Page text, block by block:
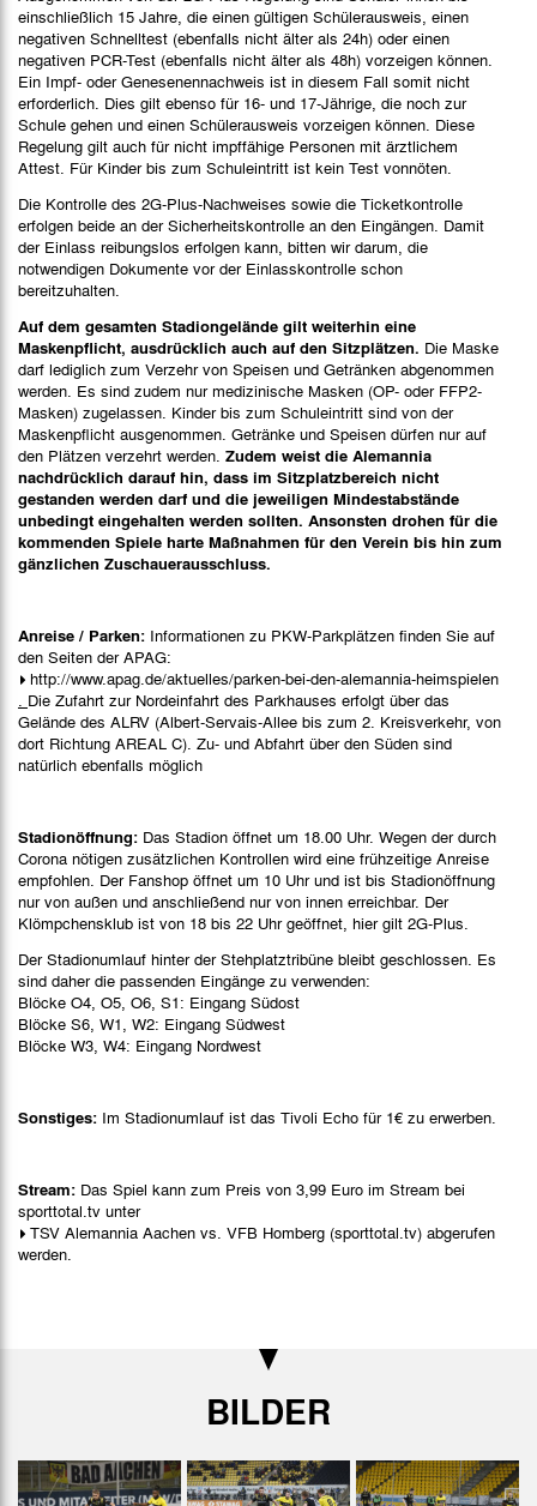
einschließlich 15 Jahre, die einen gültigen Schülerausweis, einen
negativen Schnelltest (ebenfalls nicht älter als 24h) oder einen
negativen PCR-Test (ebenfalls nicht älter als 48h) vorzeigen können.
Ein Impf- oder Genesenennachweis ist in diesem Fall somit nicht
erforderlich. Dies gilt ebenso für 16- und 17-Jährige, die noch zur
Schule gehen und einen Schülerausweis vorzeigen können. Diese
Regelung gilt auch für nicht impffähige Personen mit ärztlichem
Attest. Für Kinder bis zum Schuleintritt ist kein Test vonnöten.
Die Kontrolle des 2G-Plus-Nachweises sowie die Ticketkontrolle
erfolgen beide an der Sicherheitskontrolle an den Eingängen. Damit
der Einlass reibungslos erfolgen kann, bitten wir darum, die
notwendigen Dokumente vor der Einlasskontrolle schon
bereitzuhalten.
Auf dem gesamten Stadiongelände gilt weiterhin eine
Maskenpflicht, ausdrücklich auch auf den Sitzplätzen. Die Maske
darf lediglich zum Verzehr von Speisen und Getränken abgenommen
werden. Es sind zudem nur medizinische Masken (OP- oder FFP2-
Masken) zugelassen. Kinder bis zum Schuleintritt sind von der
Maskenpflicht ausgenommen. Getränke und Speisen dürfen nur auf
den Plätzen verzehrt werden. Zudem weist die Alemannia
nachdrücklich darauf hin, dass im Sitzplatzbereich nicht
gestanden werden darf und die jeweiligen Mindestabstände
unbedingt eingehalten werden sollten. Ansonsten drohen für die
kommenden Spiele harte Maßnahmen für den Verein bis hin zum
gänzlichen Zuschauerausschluss.
Anreise / Parken: Informationen zu PKW-Parkplätzen finden Sie auf
den Seiten der APAG:
http://www.apag.de/aktuelles/parken-bei-den-alemannia-heimspielen
Die Zufahrt zur Nordeinfahrt des Parkhauses erfolgt über das
Gelände des ALRV (Albert-Servais-Allee bis zum 2. Kreisverkehr, von
dort Richtung AREAL C). Zu- und Abfahrt über den Süden sind
natürlich ebenfalls möglich
Stadionöffnung: Das Stadion öffnet um 18.00 Uhr. Wegen der durch
Corona nötigen zusätzlichen Kontrollen wird eine frühzeitige Anreise
empfohlen. Der Fanshop öffnet um 10 Uhr und ist bis Stadionöffnung
nur von außen und anschließend nur von innen erreichbar. Der
Klömpchensklub ist von 18 bis 22 Uhr geöffnet, hier gilt 2G-Plus.
Der Stadionumlauf hinter der Stehplatztribüne bleibt geschlossen. Es
sind daher die passenden Eingänge zu verwenden:
Blöcke O4, O5, O6, S1: Eingang Südost
Blöcke S6, W1, W2: Eingang Südwest
Blöcke W3, W4: Eingang Nordwest
Sonstiges: Im Stadionumlauf ist das Tivoli Echo für 1€ zu erwerben.
Stream: Das Spiel kann zum Preis von 3,99 Euro im Stream bei
sporttotal.tv unter
TSV Alemannia Aachen vs. VFB Homberg (sporttotal.tv) abgerufen
werden.
BILDER